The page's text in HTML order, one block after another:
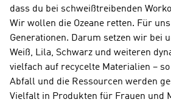
dass du bei schweißtreibenden
Wir wollen die Ozeane retten. Für
Generationen. Darum setzen wir bei
Weiß, Lila, Schwarz und weiteren
vielfach auf recycelte Materialien –
Abfall und die Ressourcen werden
Vielfalt in Produkten für Frauen und